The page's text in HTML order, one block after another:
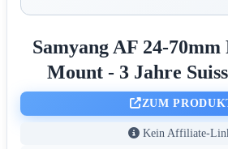
Samyang AF 24-70mm
Mount - 3 Jahre
ZUM
Kein Affiliate-